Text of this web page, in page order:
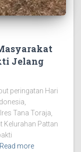
Jelang
peringatan Hari
Tana Toraja,
Kelurahan Pattan
Read more